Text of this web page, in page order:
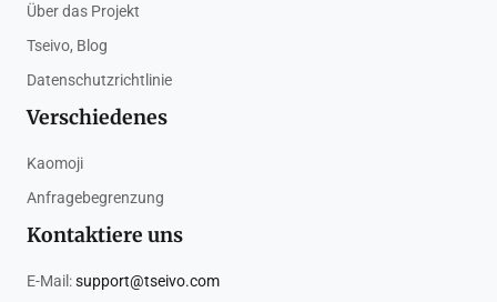
Über das Projekt
Tseivo, Blog
Datenschutzrichtlinie
Verschiedenes
Kaomoji
Anfragebegrenzung
Kontaktiere uns
E-Mail:support@tseivo.com